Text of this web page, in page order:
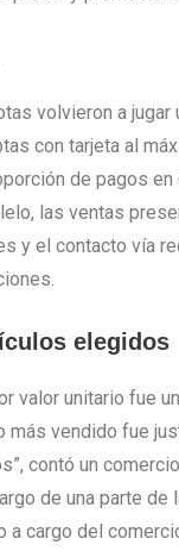
volvieron a jugar
con tarjeta al
de pagos
las ventas
y el contacto vía
elegidos
valor unitario fue
más vendido fue
contó un
de una parte de
a cargo del